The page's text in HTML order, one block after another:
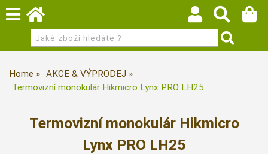
Home
AKCE & VÝPRODEJ
Termovizní monokulár Hikmicro Lynx PRO LH25
Termovizní monokulár Hikmicro
Lynx PRO LH25